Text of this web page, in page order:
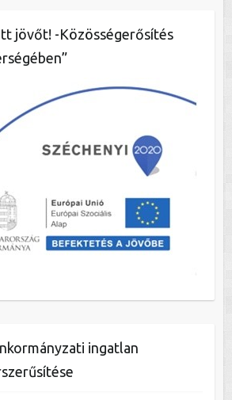
jövőt! -Közösségerősítés
ingatlan